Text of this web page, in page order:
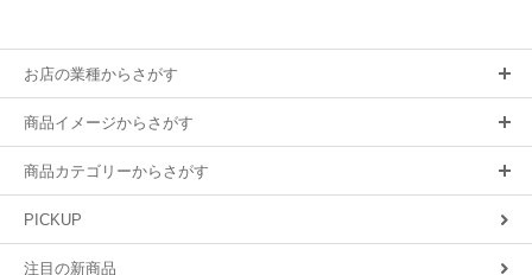
お店の業種からさがす
商品イメージからさがす
商品カテゴリーからさがす
PICKUP
注目の新商品